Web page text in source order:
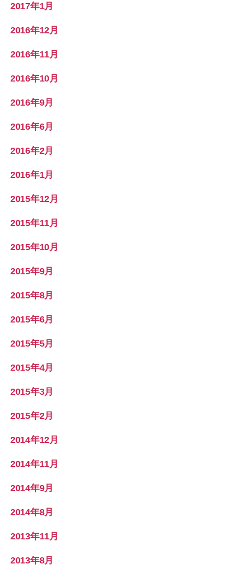
2017年1月
2016年12月
2016年11月
2016年10月
2016年9月
2016年6月
2016年2月
2016年1月
2015年12月
2015年11月
2015年10月
2015年9月
2015年8月
2015年6月
2015年5月
2015年4月
2015年3月
2015年2月
2014年12月
2014年11月
2014年9月
2014年8月
2013年11月
2013年8月